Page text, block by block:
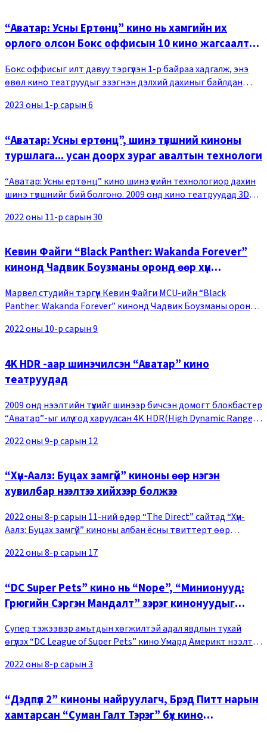
“Аватар: Усны Ертөнц” кино нь хамгийн их
орлого олсон Бокс оффисын 10 кино жагсаалтад
Бокс оффисыг илт давуу тэргүүлэн 1-р байраа хадгалж, энэ
өвөл кино театруудыг эзэгнэн дэлхий дахиныг байлдан
зээлээс 1.5 тэрбум долларын орлого ол
2023 оны 1-р сарын 6
“Аватар: Усны ертөнц”, шинэ түвшний киноны
туршлага... усан доорх зураг авалтын технологи
“Аватар: Усны ертөнц” кино шинэ үеийн технологиор дахин
шинэ түвшнийг бий болгоно. 2009 онд кино театруудад 3D
“Аватар: Усны Ертөнц”-т HFR(High
2022 оны 11-р сарын 30
Кевин Файги “Black Panther: Wakanda Forever”
кинонд Чадвик Боузманы оронд өөр хүн
Марвел студийн тэргүүн Кевин Файги MCU-ийн “Black
Panther: Wakanda Forever” кинонд Чадвик Боузманы оронд
өгчээ. Кевин Файги саяхан өгсөн “Empire”
2022 оны 10-р сарын 9
4K HDR -аар шинэчилсэн “Аватар” кино
театруудад
2009 онд нээлтийн түүхийг шинээр бичсэн домогт блокбастер
“Аватар”-ыг илүү тод харуулсан 4K HDR(High Dynamic Range)-
агуулж байгаа ажээ. Энэхүү ши
2022 оны 9-р сарын 12
“Хүн-Аалз: Буцах замгүй” киноны өөр нэгэн
хувилбар нээлтээ хийхээр болжээ
2022 оны 8-р сарын 11-ний өдөр “The Direct” сайтад “Хүн-
Аалз: Буцах замгүй” киноны албан ёсны твиттерт өөр
Буцах замгүй” киноны өөр нэгэн хувилба
2022 оны 8-р сарын 17
“DC Super Pets” кино нь “Nope”, “Минионууд:
Грюгийн Сэргэн Мандалт” зэрэг кинонуудыг
рт бичигдлээ
Супер тэжээвэр амьтдын хөгжилтэй адал явдлын тухай
өгүүлэх “DC League of Super Pets” кино Умард Америкт нээлтээ
нээлтийн эхний долоо хоногтоо 23
2022 оны 8-р сарын 3
“Дэдпүл 2” киноны найруулагч, Брэд Питт нарын
хамтарсан “Суман Галт Тэрэг” бүх кино